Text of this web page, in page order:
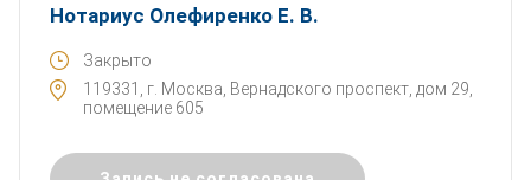
Нотариус Олефиренко Е. В.
Закрыто
119331, г. Москва, Вернадского проспект, дом 29,
помещение 605